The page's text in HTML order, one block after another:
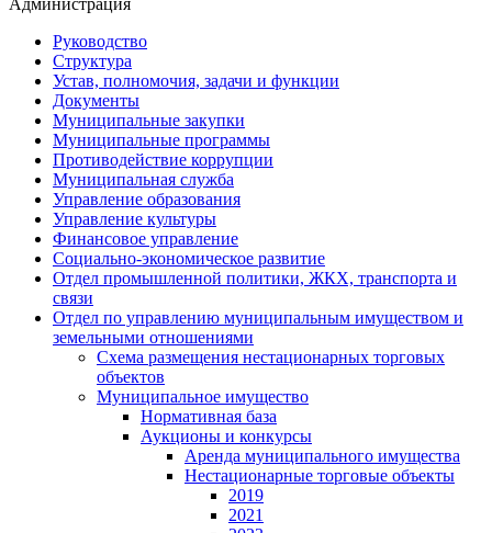
Администрация
Руководство
Структура
Устав, полномочия, задачи и функции
Документы
Муниципальные закупки
Муниципальные программы
Противодействие коррупции
Муниципальная служба
Управление образования
Управление культуры
Финансовое управление
Социально-экономическое развитие
Отдел промышленной политики, ЖКХ, транспорта и
связи
Отдел по управлению муниципальным имуществом и
земельными отношениями
Схема размещения нестационарных торговых
объектов
Муниципальное имущество
Нормативная база
Аукционы и конкурсы
Аренда муниципального имущества
Нестационарные торговые объекты
2019
2021